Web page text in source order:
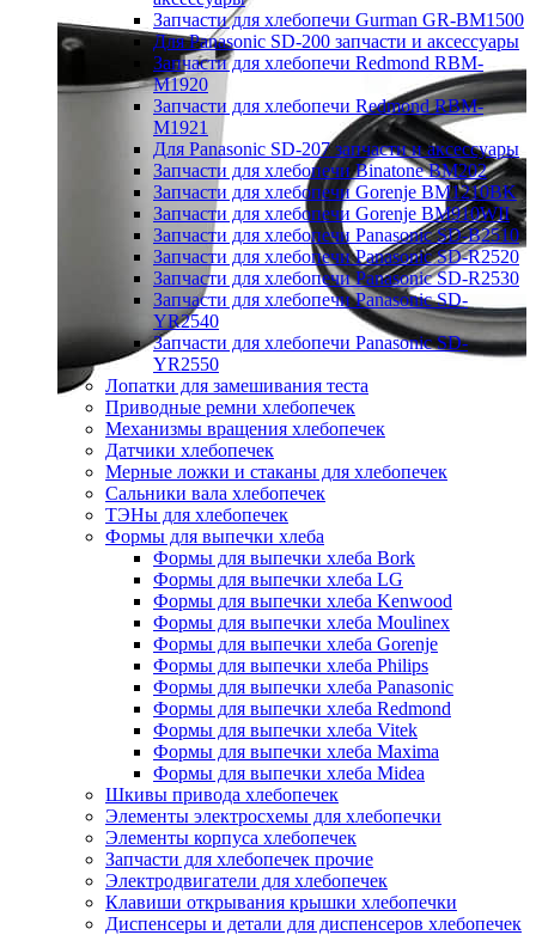
Запчасти для хлебопечи Gurman GR-BM1500
Для Panasonic SD-200 запчасти и аксессуары
Запчасти для хлебопечи Redmond RBM-
M1920
Запчасти для хлебопечи Redmond RBM-
M1921
Для Panasonic SD-207 запчасти и аксессуары
Запчасти для хлебопечи Binatone BM202
Запчасти для хлебопечи Gorenje BM1210BK
Запчасти для хлебопечи Gorenje BM910WII
Запчасти для хлебопечи Panasonic SD-B2510
Запчасти для хлебопечи Panasonic SD-R2520
Запчасти для хлебопечи Panasonic SD-R2530
Запчасти для хлебопечи Panasonic SD-
YR2540
Запчасти для хлебопечи Panasonic SD-
YR2550
Лопатки для замешивания теста
Приводные ремни хлебопечек
Механизмы вращения хлебопечек
Датчики хлебопечек
Мерные ложки и стаканы для хлебопечек
Сальники вала хлебопечек
ТЭНы для хлебопечек
Формы для выпечки хлеба
Формы для выпечки хлеба Bork
Формы для выпечки хлеба LG
Формы для выпечки хлеба Kenwood
Формы для выпечки хлеба Moulinex
Формы для выпечки хлеба Gorenje
Формы для выпечки хлеба Philips
Формы для выпечки хлеба Panasonic
Формы для выпечки хлеба Redmond
Формы для выпечки хлеба Vitek
Формы для выпечки хлеба Maxima
Формы для выпечки хлеба Midea
Шкивы привода хлебопечек
Элементы электросхемы для хлебопечки
Элементы корпуса хлебопечек
Запчасти для хлебопечек прочие
Электродвигатели для хлебопечек
Клавиши открывания крышки хлебопечки
Диспенсеры и детали для диспенсеров хлебопечек